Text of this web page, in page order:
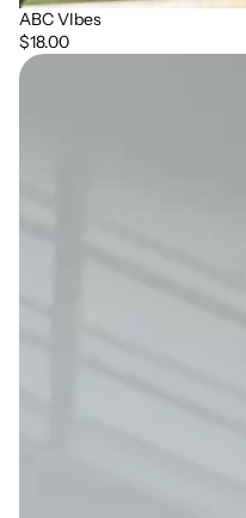
ABC VIbes
$18.00